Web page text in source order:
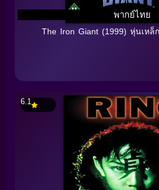
พากย์ไทย
The Iron Giant (1999) หุ่นเหล็
6.1